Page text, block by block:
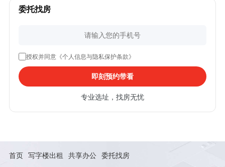
委托找房
授权并同意《个人信息与隐私保护条款》
即刻预约带看
专业选址，找房无忧
首页 写字楼出租 共享办公 委托找房